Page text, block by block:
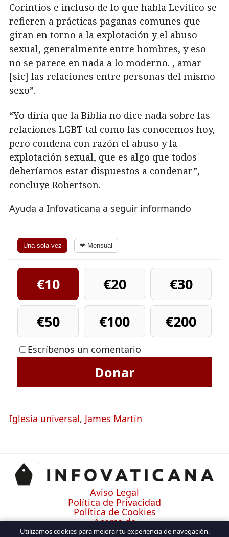
Corintios e incluso de lo que habla Levítico se
refieren a prácticas paganas comunes que
giran en torno a la explotación y el abuso
sexual, generalmente entre hombres, y eso
no se parece en nada a lo moderno. , amar
[sic] las relaciones entre personas del mismo
sexo”.
“Yo diría que la Biblia no dice nada sobre las
relaciones LGBT tal como las conocemos hoy,
pero condena con razón el abuso y la
explotación sexual, que es algo que todos
deberíamos estar dispuestos a condenar”,
concluye Robertson.
Ayuda a Infovaticana a seguir informando
Una sola vez ❤ Mensual
€10 €20
€30
€50
€100 €200
Escríbenos un comentario
Donar
Iglesia universal, James Martin
Aviso Legal
Política de Privacidad
Política de Cookies
Acerca de
Contacto
Utilizamos cookies para mejorar tu experiencia de navegación.